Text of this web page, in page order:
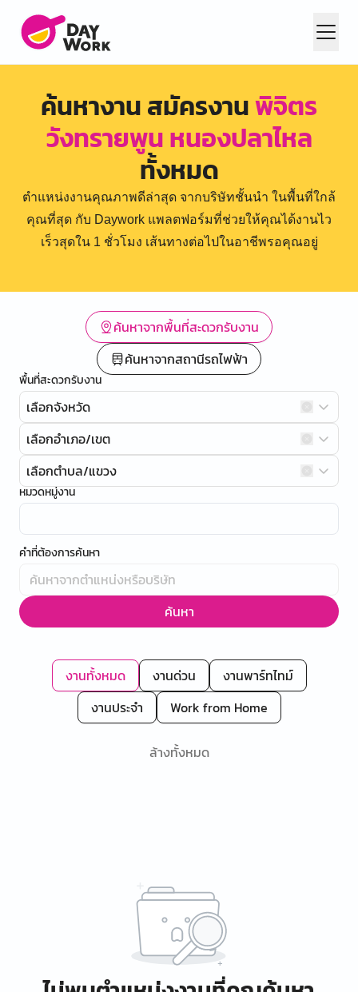
ค้นหางาน สมัครงานพิจิตร
วังทรายพูน หนองปลาไหล
ทั้งหมด
ตำแหน่งงานคุณภาพดีล่าสุด จากบริษัทชั้นนำ ในพื้นที่ใกล้
คุณที่สุด กับ Daywork แพลตฟอร์มที่ช่วยให้คุณได้งานไว
เร็วสุดใน 1 ชั่วโมง เส้นทางต่อไปในอาชีพรอคุณอยู่
ค้นหาจากพื้นที่สะดวกรับงาน
ค้นหาจากสถานีรถไฟฟ้า
พื้นที่สะดวกรับงาน
เลือกจังหวัด
เลือกอำเภอ/เขต
เลือกตำบล/แขวง
หมวดหมู่งาน
คำที่ต้องการค้นหา
ค้นหา
งานทั้งหมด งานด่วน
งานพาร์ทไทม์
งานประจำ
Work from Home
ล้างทั้งหมด